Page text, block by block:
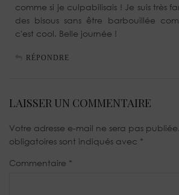
comme si je culpabilisais ! Je suis très
des bisous sans être barbouillée
c'est cool. Belle journée !
RÉPONDRE
LAISSER UN COMMENTAIRE
Votre adresse e-mail ne sera pas publiée.
obligatoires sont indiqués avec *
Commentaire *